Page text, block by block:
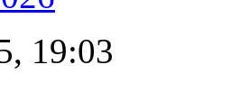
19:03